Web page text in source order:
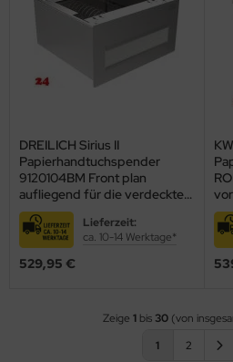
DREILICH Sirius II
Papierhandtuchspender
9120104BM Front plan
aufliegend für die verdeckte
Untertischmontage mit
verdecktem Magnetschloss
(2002040016)
Lieferzeit:
ca. 10-14 Werktage*
529,95 €
Zeige 1 bis 30 (von
1
2